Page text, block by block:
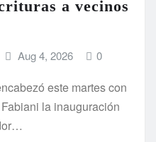
este martes con
la inauguración